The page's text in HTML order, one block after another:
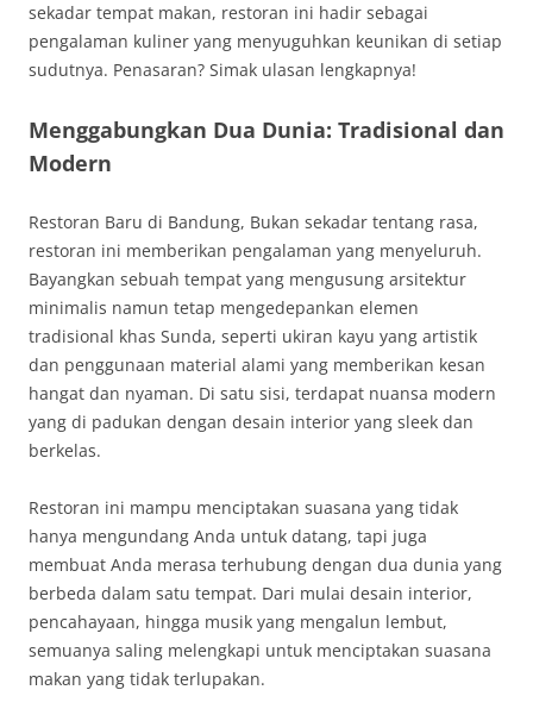
sekadar tempat makan, restoran ini hadir sebagai
pengalaman kuliner yang menyuguhkan keunikan di setiap
sudutnya. Penasaran? Simak ulasan lengkapnya!
Menggabungkan Dua Dunia: Tradisional dan
Modern
Restoran Baru di Bandung, Bukan sekadar tentang rasa,
restoran ini memberikan pengalaman yang menyeluruh.
Bayangkan sebuah tempat yang mengusung arsitektur
minimalis namun tetap mengedepankan elemen
tradisional khas Sunda, seperti ukiran kayu yang artistik
dan penggunaan material alami yang memberikan kesan
hangat dan nyaman. Di satu sisi, terdapat nuansa modern
yang di padukan dengan desain interior yang sleek dan
berkelas.
Restoran ini mampu menciptakan suasana yang tidak
hanya mengundang Anda untuk datang, tapi juga
membuat Anda merasa terhubung dengan dua dunia yang
berbeda dalam satu tempat. Dari mulai desain interior,
pencahayaan, hingga musik yang mengalun lembut,
semuanya saling melengkapi untuk menciptakan suasana
makan yang tidak terlupakan.